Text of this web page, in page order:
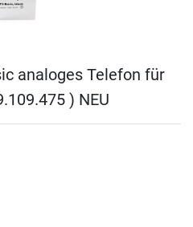
analoges Telefon für
) NEU